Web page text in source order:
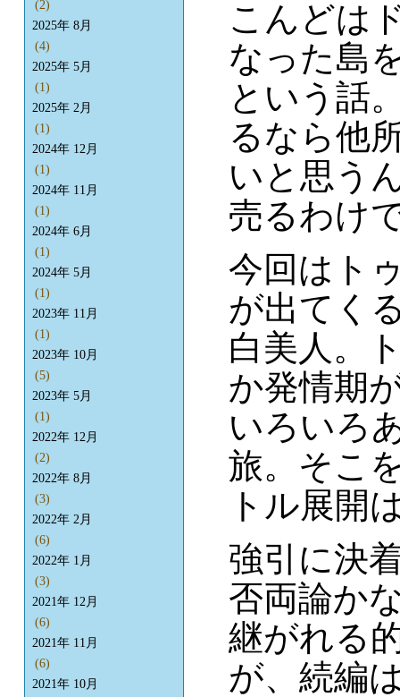
こんどは
なった島
という話
るなら他
いと思う
売るわけ
今回はト
が出てく
白美人。
か発情期
いろいろ
旅。そこ
トル展開
強引に決
否両論か
継がれる
が、続編
(2)
2025年 8月
(4)
2025年 5月
(1)
2025年 2月
(1)
2024年 12月
(1)
2024年 11月
(1)
2024年 6月
(1)
2024年 5月
(1)
2023年 11月
(1)
2023年 10月
(5)
2023年 5月
(1)
2022年 12月
(2)
2022年 8月
(3)
2022年 2月
(6)
2022年 1月
(3)
2021年 12月
(6)
2021年 11月
(6)
2021年 10月